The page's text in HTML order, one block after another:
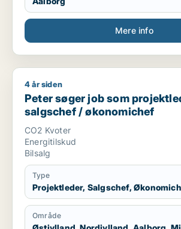
Mere info
Peter søger job som projektleder /
4 år siden
Peter søger job som
salgschef / økonomichef
CO2 Kvoter
Energitilskud
Bilsalg
Type
Projektleder, Salgschef,
Område